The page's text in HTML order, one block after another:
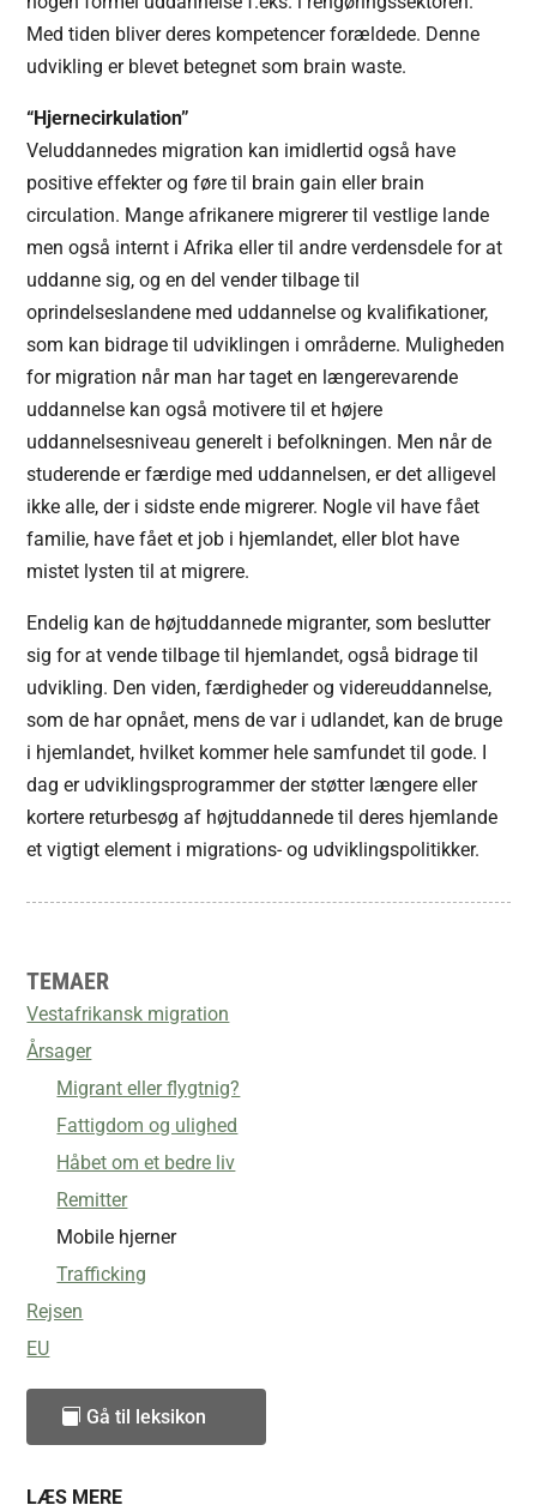
Med tiden bliver deres kompetencer forældede. Denne
udvikling er blevet betegnet som brain waste.
“Hjernecirkulation”
Veluddannedes migration kan imidlertid også have
positive effekter og føre til brain gain eller brain
circulation. Mange afrikanere migrerer til vestlige lande
men også internt i Afrika eller til andre verdensdele for at
uddanne sig, og en del vender tilbage til
oprindelseslandene med uddannelse og kvalifikationer,
som kan bidrage til udviklingen i områderne. Muligheden
for migration når man har taget en længerevarende
uddannelse kan også motivere til et højere
uddannelsesniveau generelt i befolkningen. Men når de
studerende er færdige med uddannelsen, er det alligevel
ikke alle, der i sidste ende migrerer. Nogle vil have fået
familie, have fået et job i hjemlandet, eller blot have
mistet lysten til at migrere.
Endelig kan de højtuddannede migranter, som beslutter
sig for at vende tilbage til hjemlandet, også bidrage til
udvikling. Den viden, færdigheder og videreuddannelse,
som de har opnået, mens de var i udlandet, kan de bruge
i hjemlandet, hvilket kommer hele samfundet til gode. I
dag er udviklingsprogrammer der støtter længere eller
kortere returbesøg af højtuddannede til deres hjemlande
et vigtigt element i migrations- og udviklingspolitikker.
TEMAER
Vestafrikansk migration
Årsager
Migrant eller flygtnig?
Fattigdom og ulighed
Håbet om et bedre liv
Remitter
Mobile hjerner
Trafficking
Rejsen
EU
Gå til leksikon
LÆS MERE